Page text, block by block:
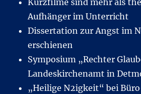
Kurzfilme sind mehr als
Aufhänger im Unterricht
Dissertation zur Angst im
erschienen
Symposium „Rechter
Landeskirchenamt in
„Heilige N2igkeit“ bei